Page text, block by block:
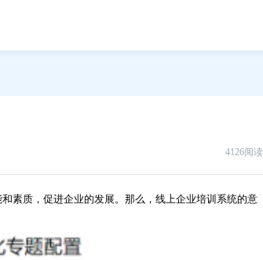
4126阅读
素质，促进企业的发展。那么，线上企业培训系统的意